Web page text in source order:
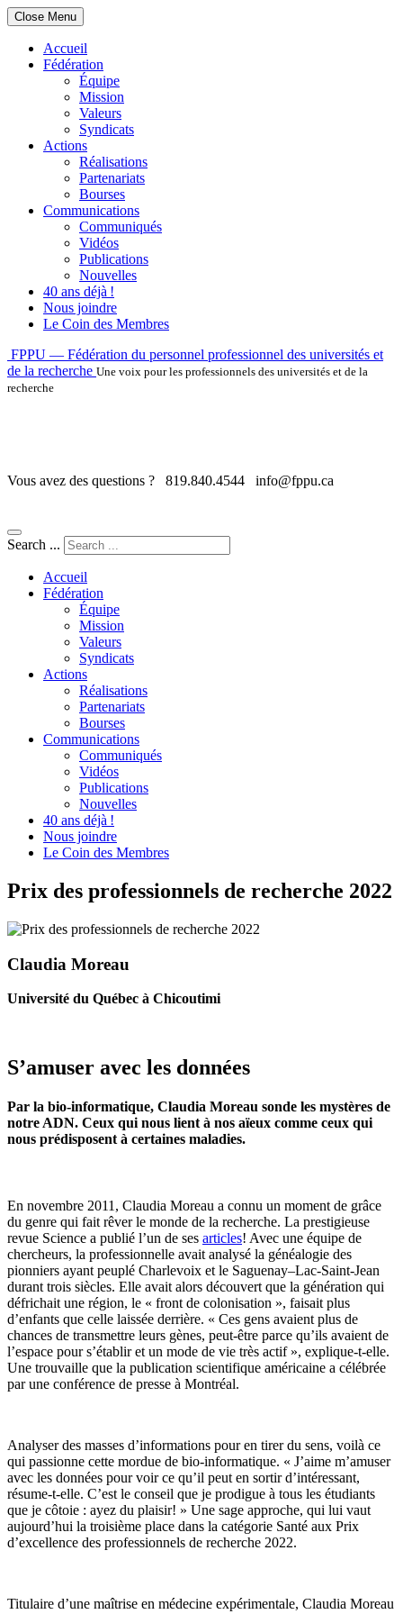
Close Menu
Accueil
Fédération
Équipe
Mission
Valeurs
Syndicats
Actions
Réalisations
Partenariats
Bourses
Communications
Communiqués
Vidéos
Publications
Nouvelles
40 ans déjà !
Nous joindre
Le Coin des Membres
Skip
to
content
FPPU — Fédération du personnel professionnel des universités et
de la recherche Une voix pour les professionnels des universités et de la
recherche
Vous avez des questions ? 819.840.4544 info@fppu.ca
Search ...
Accueil
Fédération
Équipe
Mission
Valeurs
Syndicats
Actions
Réalisations
Partenariats
Bourses
Communications
Communiqués
Vidéos
Publications
Nouvelles
40 ans déjà !
Nous joindre
Le Coin des Membres
Prix des professionnels de recherche 2022
Claudia Moreau
Université du Québec à Chicoutimi
S’amuser avec les données
Par la bio-informatique, Claudia Moreau sonde les mystères de
notre ADN. Ceux qui nous lient à nos aïeux comme ceux qui
nous prédisposent à certaines maladies.
En novembre 2011, Claudia Moreau a connu un moment de grâce
du genre qui fait rêver le monde de la recherche. La prestigieuse
revue Science a publié l’un de ses articles! Avec une équipe de
chercheurs, la professionnelle avait analysé la généalogie des
pionniers ayant peuplé Charlevoix et le Saguenay–Lac-Saint-Jean
durant trois siècles. Elle avait alors découvert que la génération qui
défrichait une région, le « front de colonisation », faisait plus
d’enfants que celle laissée derrière. « Ces gens avaient plus de
chances de transmettre leurs gènes, peut-être parce qu’ils avaient de
l’espace pour s’établir et un mode de vie très actif », explique-t-elle.
Une trouvaille que la publication scientifique américaine a célébrée
par une conférence de presse à Montréal.
Analyser des masses d’informations pour en tirer du sens, voilà ce
qui passionne cette mordue de bio-informatique. « J’aime m’amuser
avec les données pour voir ce qu’il peut en sortir d’intéressant,
résume-t-elle. C’est le conseil que je prodigue à tous les étudiants
que je côtoie : ayez du plaisir! » Une sage approche, qui lui vaut
aujourd’hui la troisième place dans la catégorie Santé aux Prix
d’excellence des professionnels de recherche 2022.
Titulaire d’une maîtrise en médecine expérimentale, Claudia Moreau